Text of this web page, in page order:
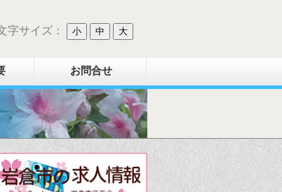
字サイズ： 小 中 大
お問合せ